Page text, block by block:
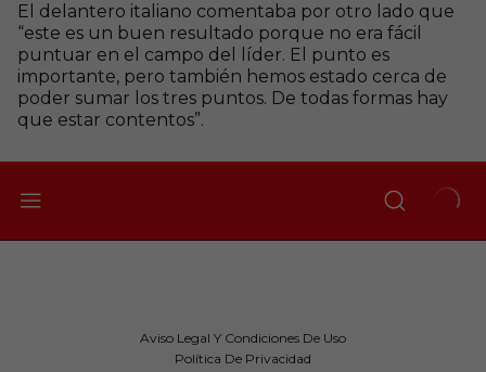
El delantero italiano comentaba por otro lado que
“este es un buen resultado porque no era fácil
puntuar en el campo del líder. El punto es
importante, pero también hemos estado cerca de
poder sumar los tres puntos. De todas formas hay
que estar contentos”.
Aviso Legal Y Condiciones De Uso
Política De Privacidad